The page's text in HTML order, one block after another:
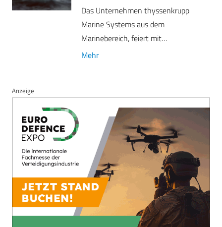
Das Unternehmen thyssenkrupp
Marine Systems aus dem
Marinebereich, feiert mit…
Mehr
Anzeige